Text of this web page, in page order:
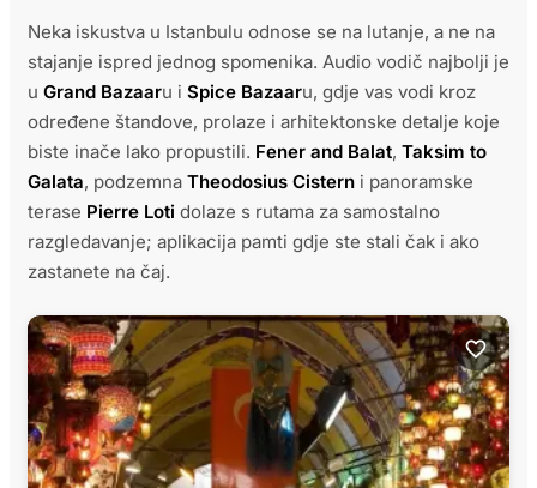
Neka iskustva u Istanbulu odnose se na lutanje, a ne na
stajanje ispred jednog spomenika. Audio vodič najbolji je
u Grand Bazaaru i Spice Bazaaru, gdje vas vodi kroz
određene štandove, prolaze i arhitektonske detalje koje
biste inače lako propustili. Fener and Balat, Taksim to
Galata, podzemna Theodosius Cistern i panoramske
terase Pierre Loti dolaze s rutama za samostalno
razgledavanje; aplikacija pamti gdje ste stali čak i ako
zastanete na čaj.